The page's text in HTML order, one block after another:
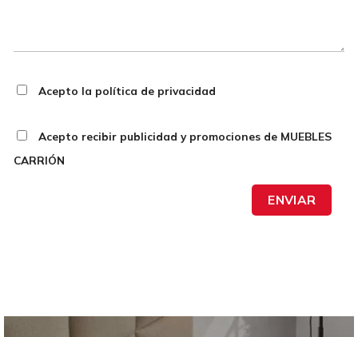
Acepto la política de privacidad
Acepto recibir publicidad y promociones de MUEBLES
CARRIÓN
ENVIAR